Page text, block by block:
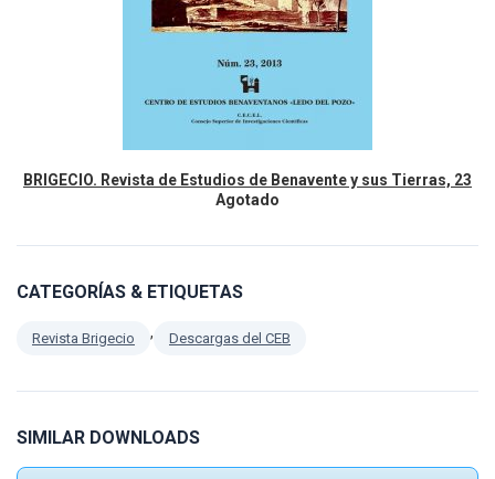
BRIGECIO. Revista de Estudios de Benavente y sus Tierras, 23
Agotado
CATEGORÍAS & ETIQUETAS
Revista Brigecio , Descargas del CEB
SIMILAR DOWNLOADS